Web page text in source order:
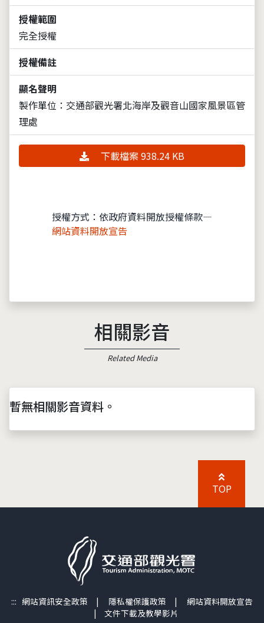
授權範圍
完全授權
授權備註
顯名聲明
製作單位：交通部觀光署北海岸及觀音山國家風景區管
理處
下載檔案 938.24 KB
授權方式：依政府資料開放授權條款—
網站資料開放宣告
相關影音
Related Media
暫無相關影音資料。
TOP
::: 網站資訊安全政策 | 隱私權保護政策 | 網站資料開放宣告
| 文件下載及教學影片